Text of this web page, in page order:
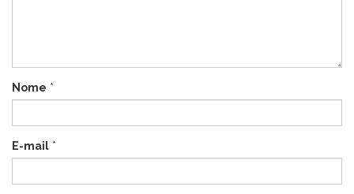
Nome *
E-mail *